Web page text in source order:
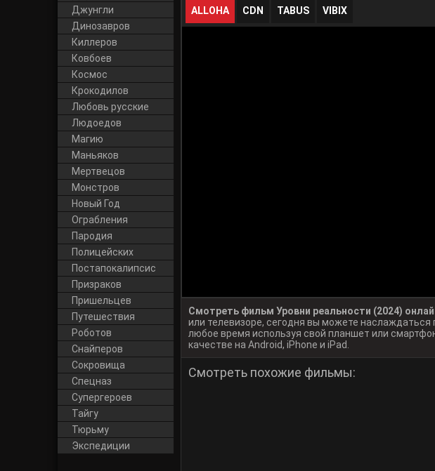
ALLOHA CDN TABUS VIBIX
Смотреть фильм Уровни реальности (2024)
или телевизоре, сегодня вы можете
любое время используя свой планшет или
качестве на Android, iPhone и iPad.
Смотреть похожие фильмы:
Джунгли
Динозавров
Киллеров
Ковбоев
Космос
Крокодилов
Любовь русские
Людоедов
Магию
Маньяков
Мертвецов
Монстров
Новый Год
Ограбления
Пародия
Полицейских
Постапокалипсис
Призраков
Пришельцев
Путешествия
Роботов
Снайперов
Сокровища
Спецназ
Супергероев
Тайгу
Тюрьму
Экспедиции